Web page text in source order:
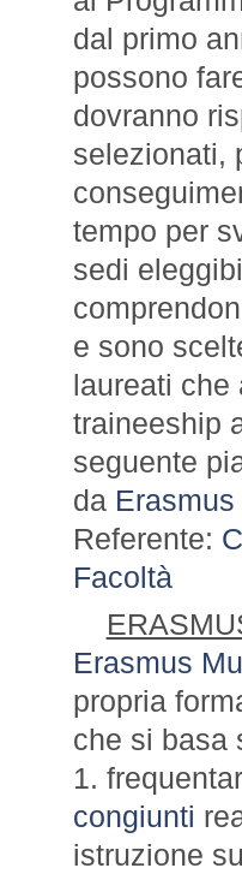
dal primo
possono
dovranno
selezionati,
tempo per
sedi
e sono
laureati che
traineeship
seguente
da
Referente:
Facoltà
Erasmus
propria
che si basa
1.
congiunti
istruzione